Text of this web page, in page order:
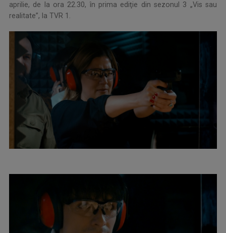
aprilie, de la ora 22.30, în prima ediţie din sezonul 3 „Vis sau
realitate”, la TVR 1.